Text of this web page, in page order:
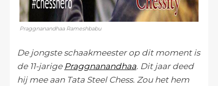
Praggnanandhaa Rameshbabu
De jongste schaakmeester op dit moment is
de 11-jarige Praggnanandhaa. Dit jaar deed
hij mee aan Tata Steel Chess. Zou het hem